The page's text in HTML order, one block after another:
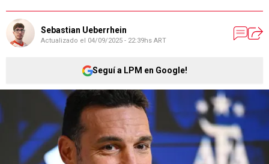
Sebastian Ueberrhein
Actualizado el 04/09/2025 - 22:39hs ART
Seguí a LPM en Google!